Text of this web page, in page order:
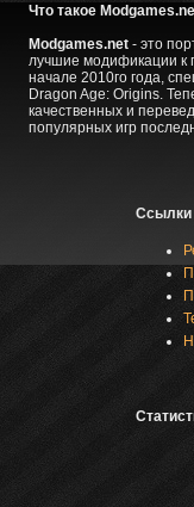
Что такое
Modgames.net- это
лучшие модификации к
начале 2010го года,
Dragon Age: Origins.
качественных и
популярных игр
Ссылки